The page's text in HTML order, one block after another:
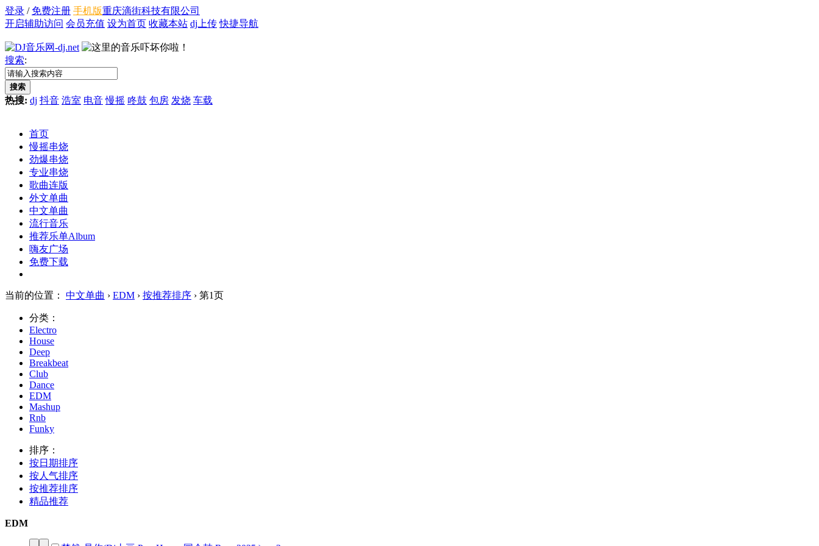
登录 / 免费注册 手机版重庆滴街科技有限公司
开启辅助访问 会员充值 设为首页 收藏本站 dj上传 快捷导航
搜索:
搜索
热搜: dj 抖音 浩室 电音 慢摇 咚鼓 包房 发烧 车载
首页
慢摇串烧
劲爆串烧
专业串烧
歌曲连版
外文单曲
中文单曲
流行音乐
推荐乐单Album
嗨友广场
免费下载
当前的位置： 中文单曲 › EDM › 按推荐排序 › 第1页
分类：
Electro
House
Deep
Breakbeat
Club
Dance
EDM
Mashup
Rnb
Funky
排序：
按日期排序
按人气排序
按推荐排序
精品推荐
EDM